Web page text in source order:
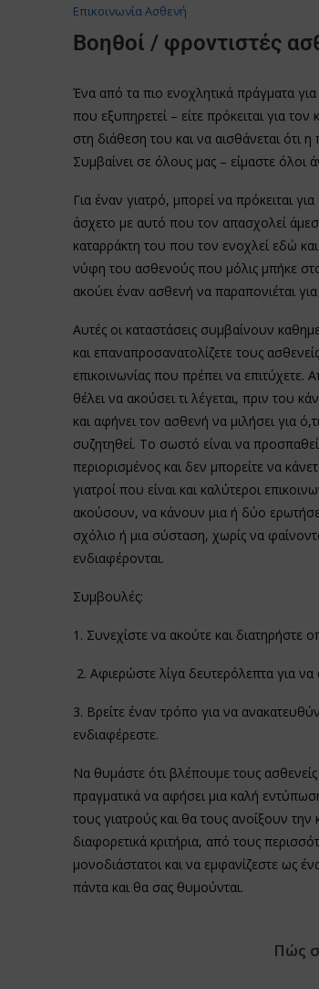
Επικοινωνία Ασθενή
Βοηθοί / φροντιστές
Ένα από τα πιο ενοχλητικά πράγματα
που εξυπηρετεί – είτε πρόκειται για
στη διάθεση του και να αισθάνεται ότι
Συμβαίνει σε όλους μας – είμαστε όλοι
Για έναν γιατρό, μπορεί να πρόκειται
άσχετο με αυτό που τον απασχολεί
καταρράκτη του που τον ενοχλεί εδώ
νύφη του ασθενούς που μόλις μπήκε
ακούει έναν ασθενή να παραπονιέται
Αυτές οι καταστάσεις συμβαίνουν
και επαναπροσανατολίζετε τους
επικοινωνίας που πρέπει να επιτύχετε.
θέλει να ακούσει τι λέγεται, πριν του
και αφήνει τον ασθενή να μιλήσει για
συζητηθεί. Το σωστό είναι να
περιορισμένος και δεν μπορείτε να
γιατροί που είναι και καλύτεροι
ακούσουν, να κάνουν μια ή δύο
σχόλιο ή μια σύσταση, χωρίς να
ενδιαφέρονται.
Συμβουλές:
1. Συνεχίστε να ακούτε και διατηρήστε
2. Αφιερώστε λίγα δευτερόλεπτα για να
3. Βρείτε έναν τρόπο για να
ενδιαφέρεστε.
Να θυμάστε ότι βλέπουμε τους
πραγματικά να αφήσει μια καλή
τους γιατρούς και θα τους ανοίξουν την
διαφορετικά κριτήρια, από τους
μονοδιάστατοι και να εμφανίζεστε ως
πάντα και θα σας θυμούνται.
Πώς